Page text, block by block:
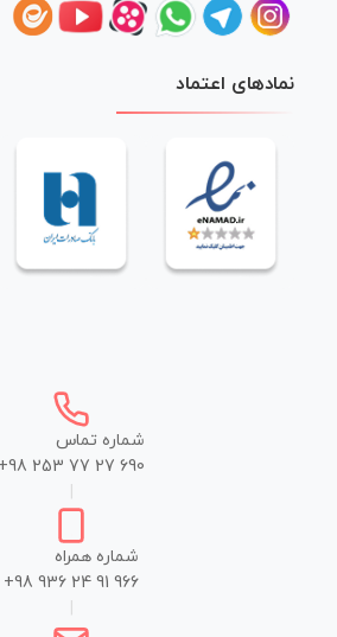
نمادهای اعتماد
شماره تماس
+98 253 77 27 690
شماره همراه
+98 936 24 91 966